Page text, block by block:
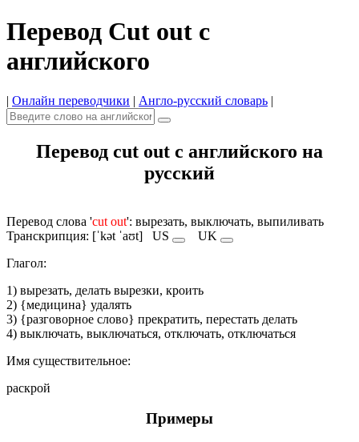
Перевод Cut out с
английского
| Онлайн переводчики | Англо-русский словарь |
Перевод cut out с английского на
русский
Перевод слова 'cut out': вырезать, выключать, выпиливать
Транскрипция: [ˈkət ˈaʊt] US
UK
Глагол:
1) вырезать, делать вырезки, кроить
2) {медицина} удалять
3) {разговорное слово} прекратить, перестать делать
4) выключать, выключаться, отключать, отключаться
Имя cуществительное:
раскрой
Примеры